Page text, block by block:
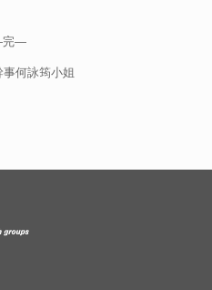
—
何詠筠小姐